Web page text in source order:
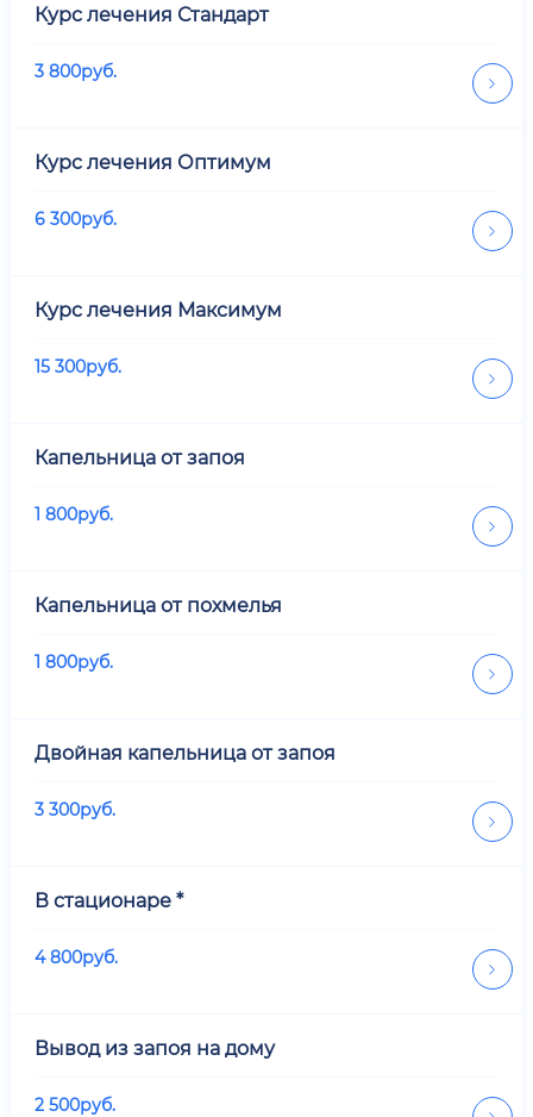
Курс лечения Стандарт
3 800руб.
Курс лечения Оптимум
6 300руб.
Курс лечения Максимум
15 300руб.
Капельница от запоя
1 800руб.
Капельница от похмелья
1 800руб.
Двойная капельница от запоя
3 300руб.
В стационаре *
4 800руб.
Вывод из запоя на дому
2 500руб.